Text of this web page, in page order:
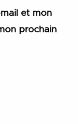
et mon
prochain